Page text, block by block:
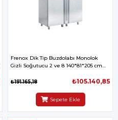
Frenox Dik Tip Buzdolabı Monolok
Gizli Soğutucu 2 ve 8 140*81*205 cm
₺105.140,85
₺191.165,18
Sepete Ekle